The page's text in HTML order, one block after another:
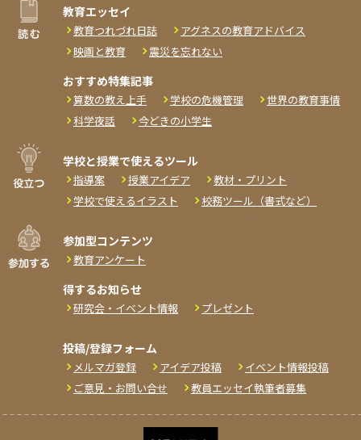
教育エッセイ
教育つれづれ日誌
アグネスの教育アドバイス
映画と教育
震災を忘れない
おすすめ特集記事
算数の教え上手 学校の危機管理
世界の教育事情
科学夜話
今どきの小学生
学校と授業で使えるツール
指導案 授業アイデア
教材・プリント
学校で使えるイラスト
校務ツール（書式など）
参加型コンテンツ
教育アンケート
得するお知らせ
研究会・イベント情報 プレゼント
投稿/登録フォーム
メルマガ登録 アイデア投稿
イベント情報投稿
ご意見・お問い合せ
教員エッセイ執筆者募集